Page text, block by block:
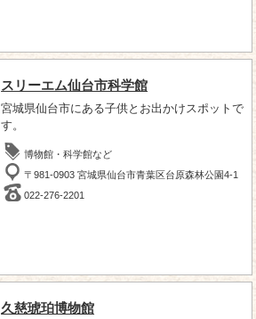
スリーエム仙台市科学館
宮城県仙台市にある子供とお出かけスポットで
す。
博物館・科学館など
〒981-0903 宮城県仙台市青葉区台原森林公園4-1
022-276-2201
久慈琥珀博物館